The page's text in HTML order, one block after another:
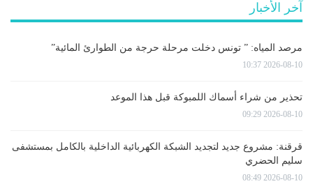
آخر الأخبار
مرصد المياه: ” تونس دخلت مرحلة حرجة من الطوارئ المائية”
2026-08-10 10:37
تحذير من شراء أسماك اللمبوكة قبل هذا الموعد
2026-08-10 09:29
قرقنة: مشروع جديد لتجديد الشبكة الكهربائية الداخلية بالكامل بمستشفى
سليم الحضري
2026-08-10 08:49